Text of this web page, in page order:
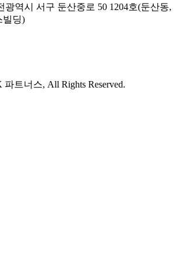
광역시 서구 둔산중로 50 1204호(둔산동,
빌딩)
트너스, All Rights Reserved.